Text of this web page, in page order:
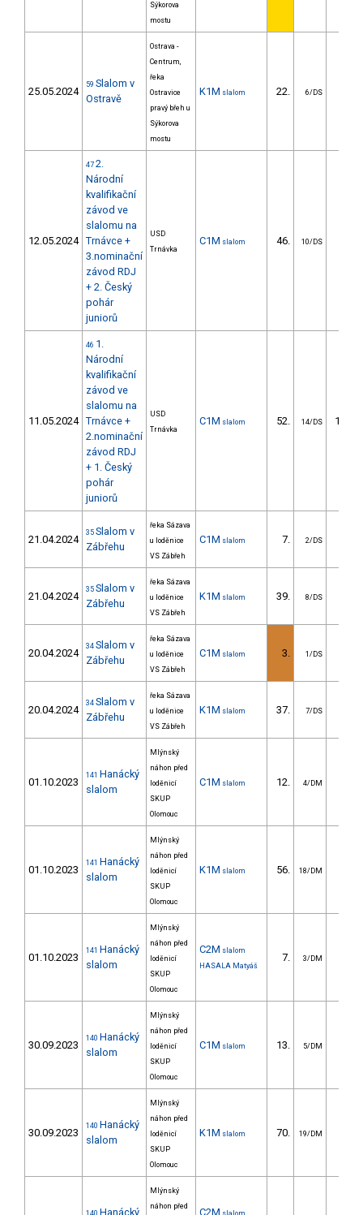
Sýkorova
mostu
25.05.2024
59 Slalom v
Ostravě
Ostrava -
Centrum,
řeka
Ostravice
pravý břeh u
Sýkorova
mostu
K1M slalom 22. 6/DS
12.05.2024
47 2.
Národní
kvalifikační
závod ve
slalomu na
Trnávce +
3.nominační
závod RDJ
+ 2. Český
pohár
juniorů
USD
Trnávka
C1M slalom 46. 10/DS
11.05.2024
46 1.
Národní
kvalifikační
závod ve
slalomu na
Trnávce +
2.nominační
závod RDJ
+ 1. Český
pohár
juniorů
USD
Trnávka
C1M slalom 52. 14/DS
21.04.2024
35 Slalom v
Zábřehu
řeka Sázava
u loděnice
VS Zábřeh
C1M slalom 7. 2/DS
21.04.2024
35 Slalom v
Zábřehu
řeka Sázava
u loděnice
VS Zábřeh
K1M slalom 39. 8/DS
20.04.2024
34 Slalom v
Zábřehu
řeka Sázava
u loděnice
VS Zábřeh
C1M slalom 3. 1/DS
20.04.2024
34 Slalom v
Zábřehu
řeka Sázava
u loděnice
VS Zábřeh
K1M slalom 37. 7/DS
01.10.2023
141 Hanácký
slalom
Mlýnský
náhon před
loděnicí
SKUP
Olomouc
C1M slalom 12. 4/DM
01.10.2023
141 Hanácký
slalom
Mlýnský
náhon před
loděnicí
SKUP
Olomouc
K1M slalom 56. 18/DM
01.10.2023
141 Hanácký
slalom
Mlýnský
náhon před
loděnicí
SKUP
Olomouc
C2M slalom
HASALA Matyáš
7. 3/DM
30.09.2023
140 Hanácký
slalom
Mlýnský
náhon před
loděnicí
SKUP
Olomouc
C1M slalom 13. 5/DM
30.09.2023
140 Hanácký
slalom
Mlýnský
náhon před
loděnicí
SKUP
Olomouc
K1M slalom 70. 19/DM
Hanácký
Mlýnský
náhon před
C2M